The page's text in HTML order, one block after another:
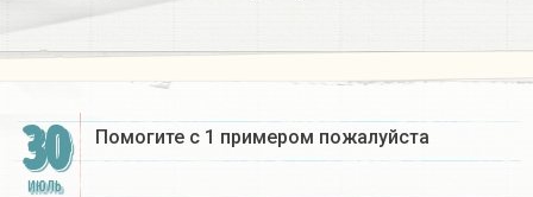
30
ИЮЛЬ
Помогите с 1 примером пожалуйста